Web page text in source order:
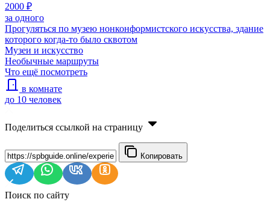
2000 ₽
за одного
Прогуляться по музею нонконформистского искусства, здание
которого когда-то было сквотом
Музеи и искусство
Необычные маршруты
Что ещё посмотреть
в комнате
до 10 человек
Поделиться ссылкой на страницу
Копировать
Поиск по сайту